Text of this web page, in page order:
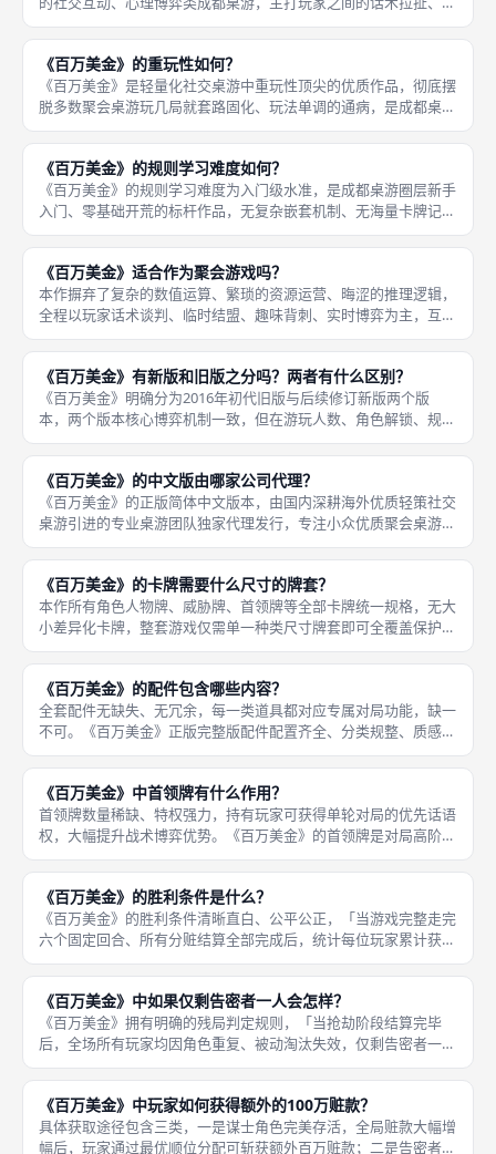
势判断与策略博弈，弱化纯运气玩法，注重玩家主观操作，适配聚
会破冰、好友切磋的游玩场景，这是三款作品最核心的共同点，也
是三者广
《百万美金》的重玩性如何？
《百万美金》是轻量化社交桌游中重玩性顶尖的优质作品，彻底摆
脱多数聚会桌游玩几局就套路固化、玩法单调的通病，是成都桌游
线下长期连刷、反复游玩的常驻佳作。本作没有固定的必胜套路、
没有一成不变的对局公式，每一局的玩家阵容、谈判风格、选角思
路、局势
《百万美金》的规则学习难度如何？
《百万美金》的规则学习难度为入门级水准，是成都桌游圈层新手
入门、零基础开荒的标杆作品，无复杂嵌套机制、无海量卡牌记
忆、无繁琐结算流程，整体规则逻辑清晰、闭环完整、通俗易懂。
零基础桌游新手仅需三至五分钟即可掌握基础游玩逻辑，熟练一轮
完整对局后
《百万美金》适合作为聚会游戏吗？
本作摒弃了复杂的数值运算、繁琐的资源运营、晦涩的推理逻辑，
全程以玩家话术谈判、临时结盟、趣味背刺、实时博弈为主，互动
性拉满，无玩家挂机、无枯燥空窗期，全员全程参与对局。作为聚
会游戏，本作优势十分突出，上手门槛极低，新手五分钟听懂规
则，十分钟
《百万美金》有新版和旧版之分吗？两者有什么区别？
《百万美金》明确分为2016年初代旧版与后续修订新版两个版
本，两个版本核心博弈机制一致，但在游玩人数、角色解锁、规则
细节、对局平衡、配件质感五大维度存在明显差异，新版针对旧版
的诸多短板进行全方位优化，也是目前成都桌游线下聚会的主流游
玩版本，
《百万美金》的中文版由哪家公司代理？
《百万美金》的正版简体中文版本，由国内深耕海外优质轻策社交
桌游引进的专业桌游团队独家代理发行，专注小众优质聚会桌游的
本土化打磨，是国内社交谈判类桌游引进的优质厂商。本次引进的
《百万美金》中文版完整复刻海外新版全部内容，无内容删减、无
机制魔改
《百万美金》的卡牌需要什么尺寸的牌套？
本作所有角色人物牌、威胁牌、首领牌等全部卡牌统一规格，无大
小差异化卡牌，整套游戏仅需单一种类尺寸牌套即可全覆盖保护，
收纳保养相当便捷。《百万美金》全套游玩卡牌尺寸统一规整，适
配「市面主流标准常规桌游牌套尺寸」，通用性极强，无需定制特
殊尺寸，
《百万美金》的配件包含哪些内容？
全套配件无缺失、无冗余，每一类道具都对应专属对局功能，缺一
不可。《百万美金》正版完整版配件配置齐全、分类规整、质感精
良，完全适配三至九人全人数对局需求，配件耐用性强、辨识度
高，非常适配成都桌游线下高频聚会、多局连刷、新手教学的游玩
场景，开局
《百万美金》中首领牌有什么作用？
首领牌数量稀缺、特权强力，持有玩家可获得单轮对局的优先话语
权，大幅提升战术博弈优势。《百万美金》的首领牌是对局高阶特
权道具，专属多人高阶对局启用，核心作用为「掌控对局主导权、
微调规则细节、制衡对手战术、优化自身收益」，是资深玩家高阶
博弈的核
《百万美金》的胜利条件是什么？
《百万美金》的胜利条件清晰直白、公平公正，「当游戏完整走完
六个固定回合、所有分赃结算全部完成后，统计每位玩家累计获得
的总赃款额度」，最终赃款总额数值最高的玩家，即为全场最终胜
利者，无特殊胜利、无隐藏翻盘、无平局加轮规则，数值唯一判定
胜负，所
《百万美金》中如果仅剩告密者一人会怎样？
《百万美金》拥有明确的残局判定规则，「当抢劫阶段结算完毕
后，全场所有玩家均因角色重复、被动淘汰失效，仅剩告密者一名
有效玩家时，告密者直接独享本轮全部赃款总额」，无任何分配限
制、无收益稀释，拿下本轮满额收益，是游戏中收益上限最高的对
局场景，也
《百万美金》中玩家如何获得额外的100万赃款？
具体获取途径包含三类，一是谋士角色完美存活，全局赃款大幅增
幅后，玩家通过最优顺位分配可斩获额外百万赃款；二是告密者完